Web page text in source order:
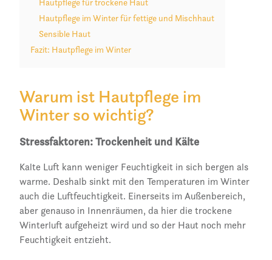
Hautpflege für trockene Haut
Hautpflege im Winter für fettige und Mischhaut
Sensible Haut
Fazit: Hautpflege im Winter
Warum ist Hautpflege im
Winter so wichtig?
Stressfaktoren: Trockenheit und Kälte
Kalte Luft kann weniger Feuchtigkeit in sich bergen als
warme. Deshalb sinkt mit den Temperaturen im Winter
auch die Luftfeuchtigkeit. Einerseits im Außenbereich,
aber genauso in Innenräumen, da hier die trockene
Winterluft aufgeheizt wird und so der Haut noch mehr
Feuchtigkeit entzieht.